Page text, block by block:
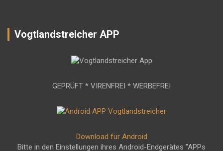
Vogtlandstreicher APP
GEPRÜFT * VIRENFREI * WERBEFREI
Download für Android
Bitte in den Einstellungen ihres Android-Endgerätes "APPs